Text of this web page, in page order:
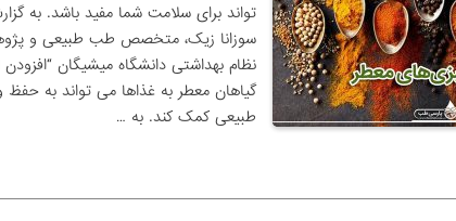
تواند برای سلامت شما مفید باشد. به
سوزانا زیک، متخصص طب طبیعی و
نظام بهداشتی دانشگاه میشیگان “افزودن
گیاهان معطر به غذاها می ‌تواند به حفظ
طبیعی کمک ‌کند. به …